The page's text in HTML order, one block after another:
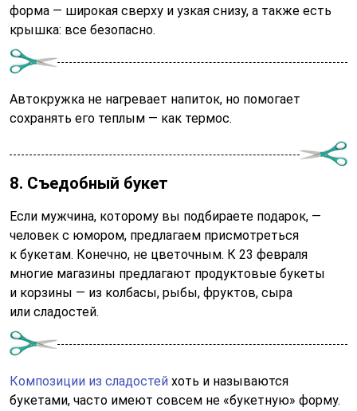
форма — широкая сверху и узкая снизу, а также есть
крышка: все безопасно.
Автокружка не нагревает напиток, но помогает
сохранять его теплым — как термос.
8. Съедобный букет
Если мужчина, которому вы подбираете подарок, —
человек с юмором, предлагаем присмотреться
к букетам. Конечно, не цветочным. К 23 февраля
многие магазины предлагают продуктовые букеты
и корзины — из колбасы, рыбы, фруктов, сыра
или сладостей.
Композиции из сладостей хоть и называются
букетами, часто имеют совсем не «букетную» форму.